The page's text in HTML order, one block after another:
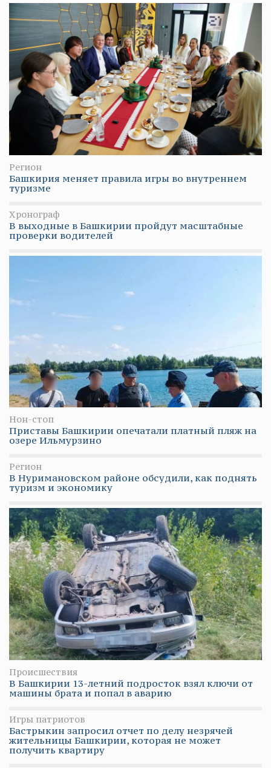
Регион
Башкирия меняет правила игры во внутреннем
туризме
Хронограф
В выходные в Башкирии пройдут масштабные
проверки водителей
Нон-стоп
Приставы Башкирии опечатали платный пляж на
озере Ильмурзино
Регион
В Нуримановском районе обсудили, как поднять
туризм и экономику
Происшествия
В Башкирии 13-летний подросток взял ключи от
машины брата и попал в аварию
Игры патриотов
Бастрыкин запросил отчет по делу незрячей
жительницы Башкирии, которая не может
получить квартиру